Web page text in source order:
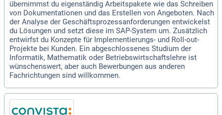
übernimmst du eigenständig Arbeitspakete wie das Schreiben
von Dokumentationen und das Erstellen von Angeboten. Nach
der Analyse der Geschäftsprozessanforderungen entwickelst
du Lösungen und setzt diese im SAP-System um. Zusätzlich
entwirfst du Konzepte für Implementierungs- und Roll-out-
Projekte bei Kunden. Ein abgeschlossenes Studium der
Informatik, Mathematik oder Betriebswirtschaftslehre ist
wünschenswert, aber auch Bewerbungen aus anderen
Fachrichtungen sind willkommen.